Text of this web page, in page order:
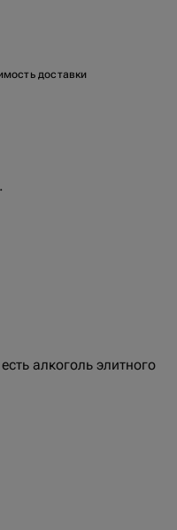
доставки
алкоголь элитного